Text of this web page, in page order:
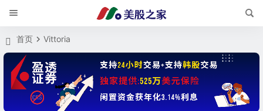
首页 Vittoria